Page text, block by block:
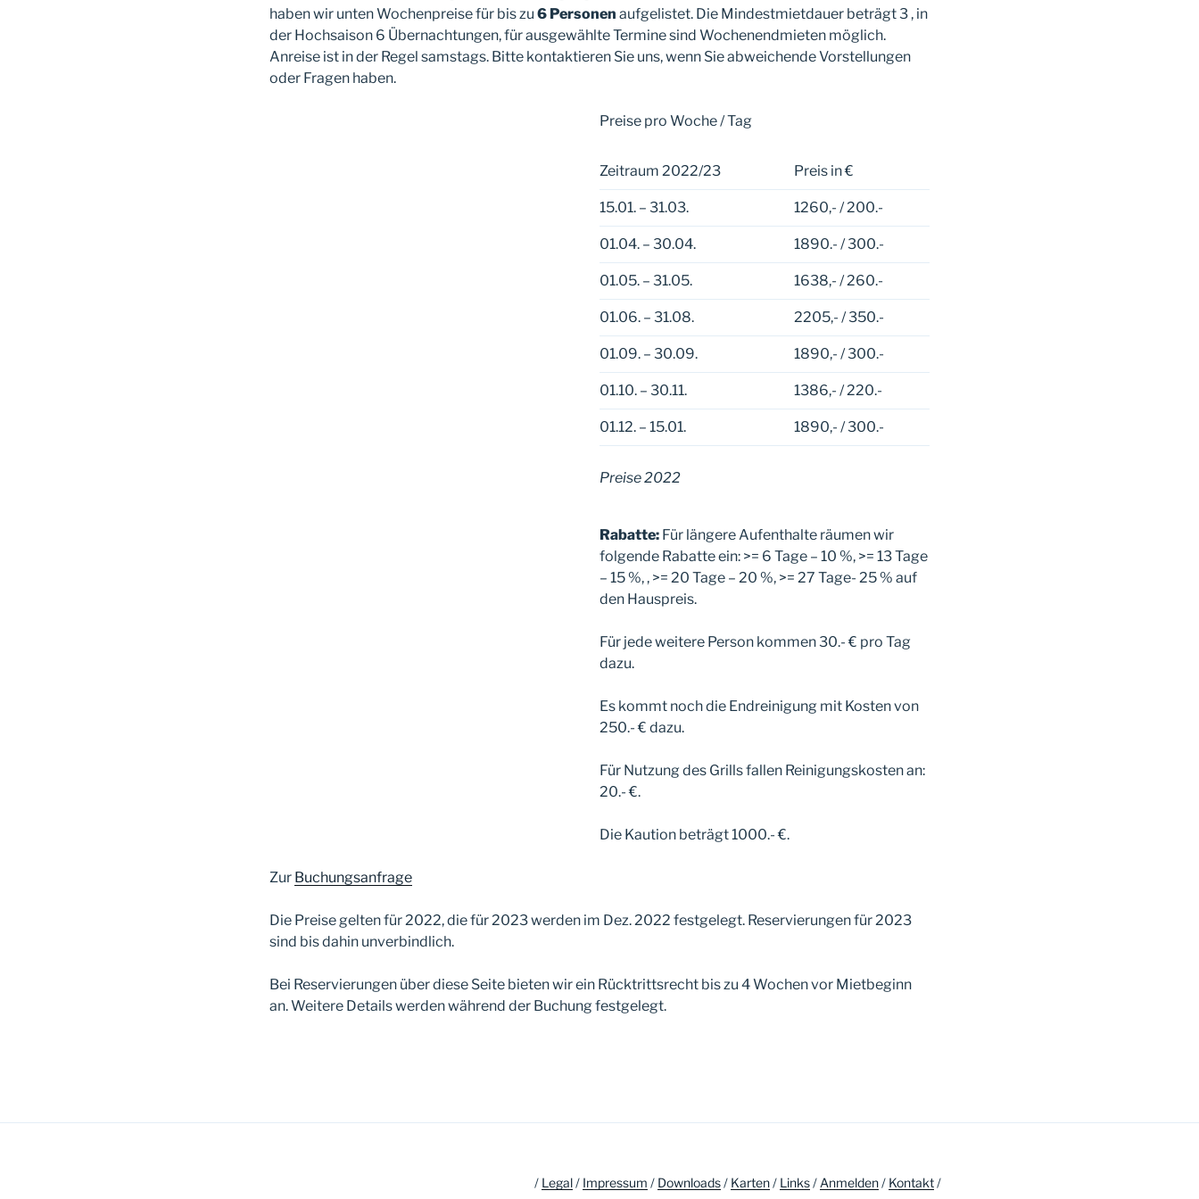
haben wir unten Wochenpreise für bis zu 6 Personen aufgelistet. Die Mindestmietdauer beträgt 3 , in
der Hochsaison 6 Übernachtungen, für ausgewählte Termine sind Wochenendmieten möglich.
Anreise ist in der Regel samstags. Bitte kontaktieren Sie uns, wenn Sie abweichende Vorstellungen
oder Fragen haben.
Preise pro Woche / Tag
Zeitraum 2022/23 Preis in €
15.01. – 31.03. 1260,- / 200.-
01.04. – 30.04. 1890.- / 300.-
01.05. – 31.05. 1638,- / 260.-
01.06. – 31.08. 2205,- / 350.-
01.09. – 30.09. 1890,- / 300.-
01.10. – 30.11. 1386,- / 220.-
01.12. – 15.01. 1890,- / 300.-
Preise 2022
Rabatte: Für längere Aufenthalte räumen wir
folgende Rabatte ein: >= 6 Tage – 10 %, >= 13 Tage
– 15 %, , >= 20 Tage – 20 %, >= 27 Tage- 25 % auf
den Hauspreis.
Für jede weitere Person kommen 30.- € pro Tag
dazu.
Es kommt noch die Endreinigung mit Kosten von
250.- € dazu.
Für Nutzung des Grills fallen Reinigungskosten an:
20.- €.
Die Kaution beträgt 1000.- €.
Zur Buchungsanfrage
Die Preise gelten für 2022, die für 2023 werden im Dez. 2022 festgelegt. Reservierungen für 2023
sind bis dahin unverbindlich.
Bei Reservierungen über diese Seite bieten wir ein Rücktrittsrecht bis zu 4 Wochen vor Mietbeginn
an. Weitere Details werden während der Buchung festgelegt.
/ Legal/ Impressum / Downloads/ Karten/ Links/ Anmelden/ Kontakt/